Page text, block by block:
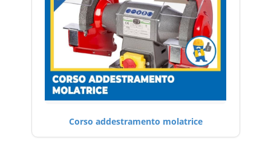
Corso addestramento molatrice